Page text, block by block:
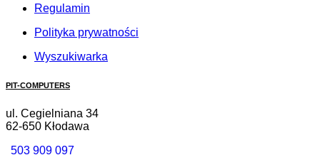
Regulamin
Polityka prywatności
Wyszukiwarka
PIT-COMPUTERS
ul. Cegielniana 34
62-650 Kłodawa
503 909 097